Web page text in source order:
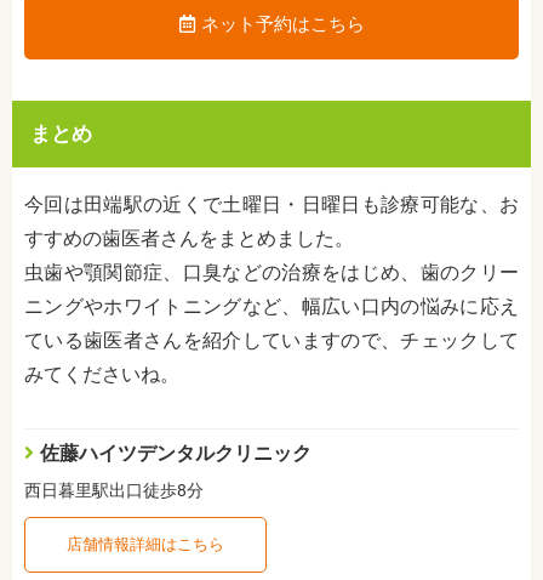
ネット予約はこちら
まとめ
今回は田端駅の近くで土曜日・日曜日も診療可能な、お
すすめの歯医者さんをまとめました。
虫歯や顎関節症、口臭などの治療をはじめ、歯のクリー
ニングやホワイトニングなど、幅広い口内の悩みに応え
ている歯医者さんを紹介していますので、チェックして
みてくださいね。
佐藤ハイツデンタルクリニック
西日暮里駅出口徒歩8分
店舗情報詳細はこちら